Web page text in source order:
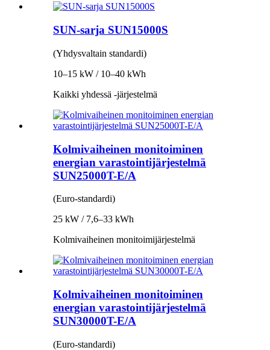
SUN-sarja SUN15000S
(Yhdysvaltain standardi)
10–15 kW / 10–40 kWh
Kaikki yhdessä -järjestelmä
Kolmivaiheinen monitoiminen
energian varastointijärjestelmä
SUN25000T-E/A
(Euro-standardi)
25 kW / 7,6–33 kWh
Kolmivaiheinen monitoimijärjestelmä
Kolmivaiheinen monitoiminen
energian varastointijärjestelmä
SUN30000T-E/A
(Euro-standardi)